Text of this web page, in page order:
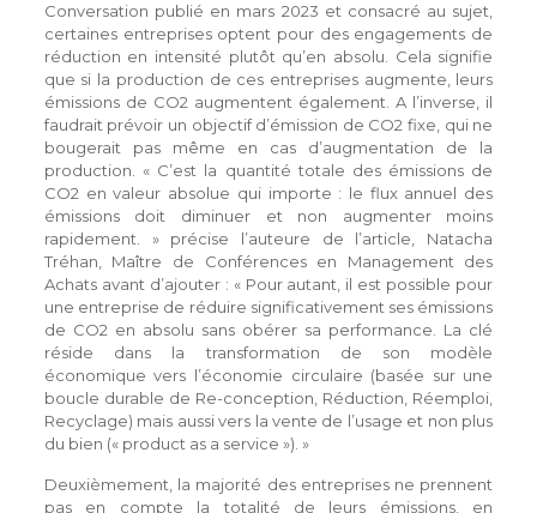
Conversation publié en mars 2023 et consacré au sujet,
certaines entreprises optent pour des engagements de
réduction en intensité plutôt qu’en absolu. Cela signifie
que si la production de ces entreprises augmente, leurs
émissions de CO2 augmentent également. A l’inverse, il
faudrait prévoir un objectif d’émission de CO2 fixe, qui ne
bougerait pas même en cas d’augmentation de la
production. « C’est la quantité totale des émissions de
CO2 en valeur absolue qui importe : le flux annuel des
émissions doit diminuer et non augmenter moins
rapidement. » précise l’auteure de l’article, Natacha
Tréhan, Maître de Conférences en Management des
Achats avant d’ajouter : « Pour autant, il est possible pour
une entreprise de réduire significativement ses émissions
de CO2 en absolu sans obérer sa performance. La clé
réside dans la transformation de son modèle
économique vers l’économie circulaire (basée sur une
boucle durable de Re-conception, Réduction, Réemploi,
Recyclage) mais aussi vers la vente de l’usage et non plus
du bien (« product as a service »). »
Deuxièmement, la majorité des entreprises ne prennent
pas en compte la totalité de leurs émissions, en